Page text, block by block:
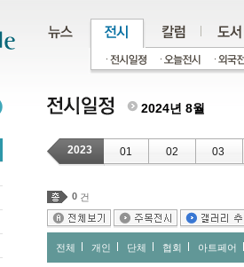
2024년 8월
2023 01 02 03
0 건
전체 개인 단체 협회 아트페어